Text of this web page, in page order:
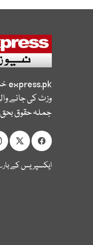
express.pk
وزٹ کی جانے
جملہ حقوق
ایکسپریس کے